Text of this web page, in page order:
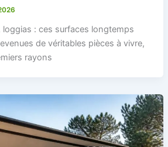
loggias : ces surfaces longtemps
de véritables pièces à vivre,
rayons